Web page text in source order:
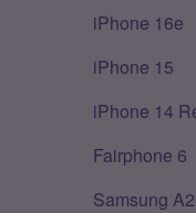
iPhone 16e
iPhone 15
iPhone 14
Fairphone 6
Samsung